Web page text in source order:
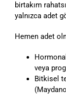
birtakım
yalnızca adet
Hemen adet
veya
Bitkisel